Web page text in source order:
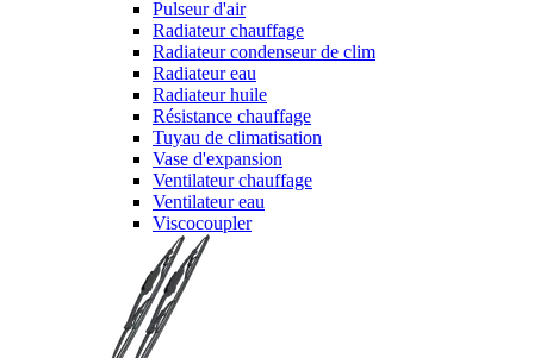
Pulseur d'air
Radiateur chauffage
Radiateur condenseur de clim
Radiateur eau
Radiateur huile
Résistance chauffage
Tuyau de climatisation
Vase d'expansion
Ventilateur chauffage
Ventilateur eau
Viscocoupler